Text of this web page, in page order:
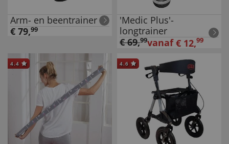
Arm- en beentrainer
€ 79,99
'Medic Plus'-
longtrainer
€69,99vanaf € 12,99
4.4 4.6